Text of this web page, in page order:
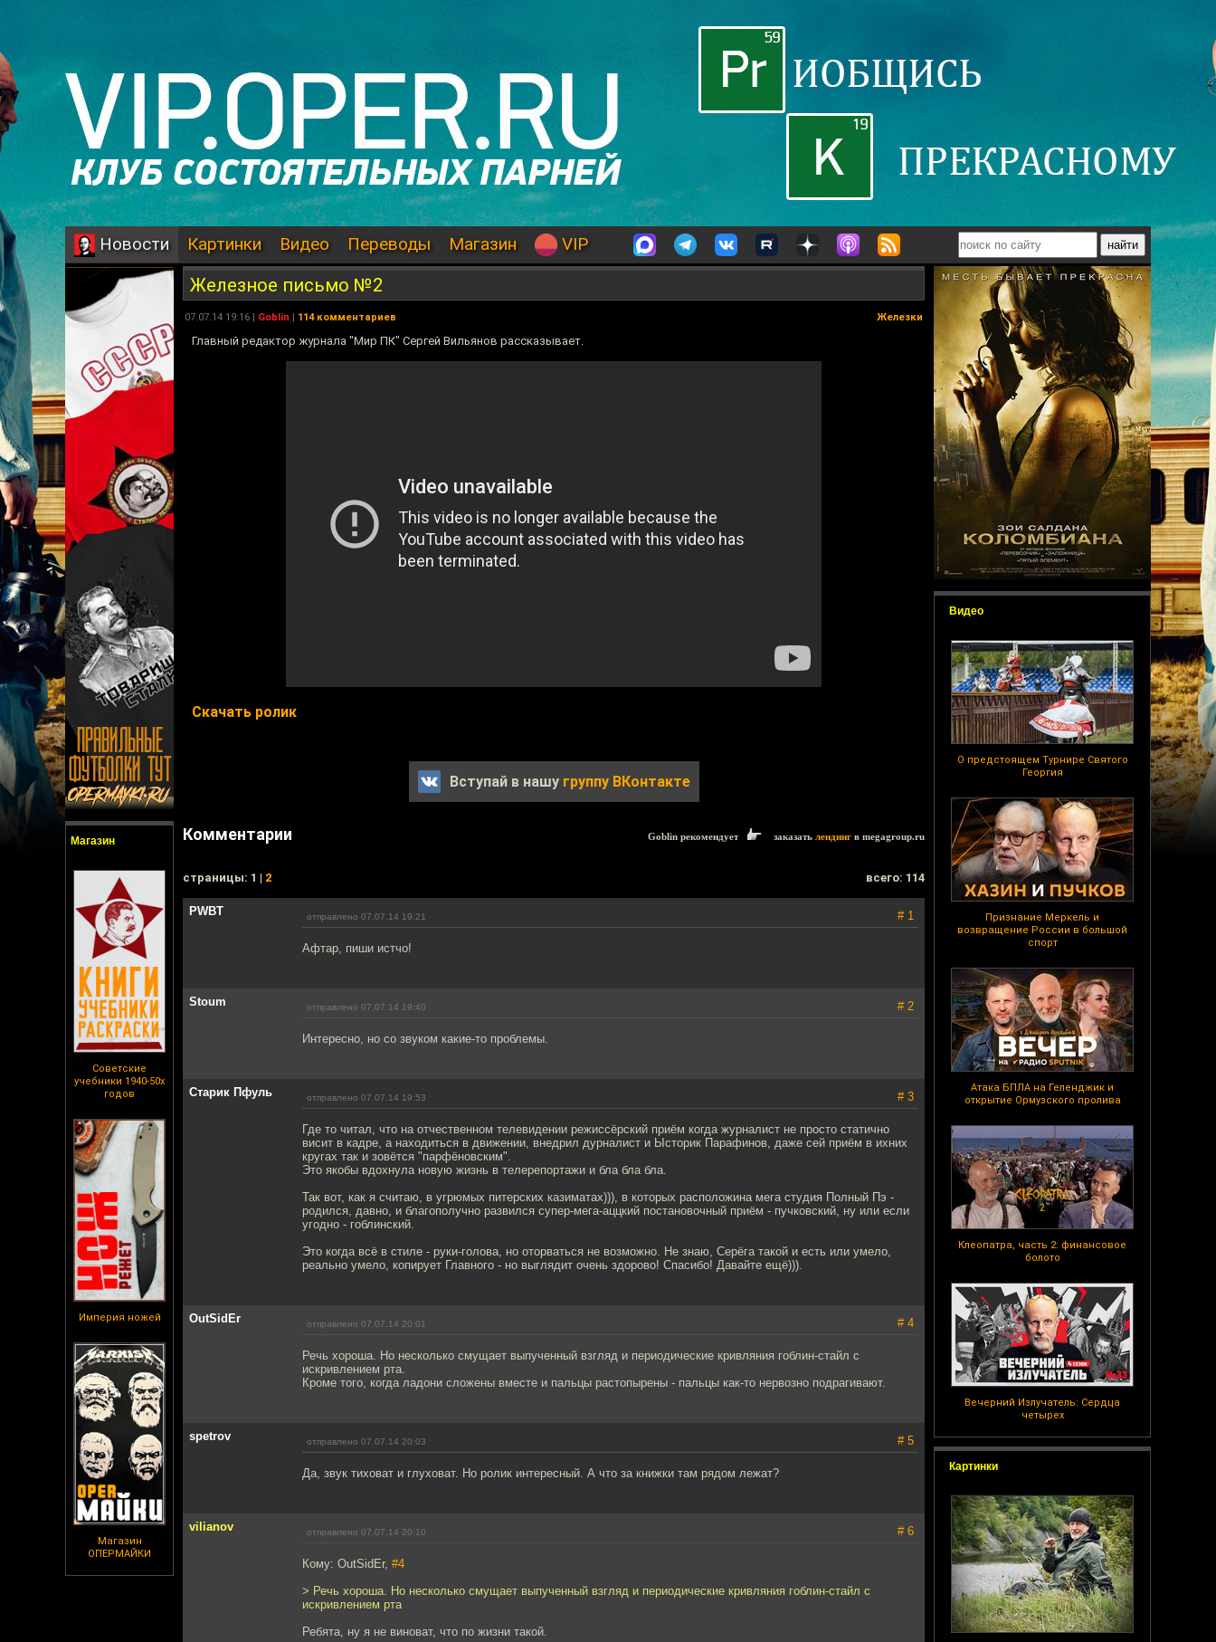
Новости Картинки Видео Переводы Магазин VIP
Магазин
Советские
учебники 1940-50х
годов
Империя ножей
Магазин
ОПЕРМАЙКИ
Видео
О предстоящем Турнире Святого
Георгия
Признание Меркель и
возвращение России в большой
спорт
Атака БПЛА на Геленджик и
открытие Ормузского пролива
Клеопатра, часть 2: финансовое
болото
Вечерний Излучатель: Сердца
четырех
Картинки
Железное письмо №2
07.07.14 19:16 | Goblin | 114 комментариев Железки
Главный редактор журнала "Мир ПК" Сергей Вильянов рассказывает.
Скачать ролик
Вступай в нашу группу ВКонтакте
Комментарии Goblin рекомендует заказать лендинг в megagroup.ru
cтраницы: 1 | 2 всего: 114
PWBT отправлено 07.07.14 19:21 # 1
Афтар, пиши истчо!
Stoum отправлено 07.07.14 19:40 # 2
Интересно, но со звуком какие-то проблемы.
Старик Пфуль отправлено 07.07.14 19:53 # 3
Где то читал, что на отчественном телевидении режиссёрский приём когда журналист не просто статично
висит в кадре, а находиться в движении, внедрил дурналист и Ысторик Парафинов, даже сей приём в ихних
кругах так и зовётся "парфёновским".
Это якобы вдохнула новую жизнь в телерепортажи и бла бла бла.
Так вот, как я считаю, в угрюмых питерских казиматах))), в которых расположина мега студия Полный Пэ -
родился, давно, и благополучно развился супер-мега-аццкий постановочный приём - пучковский, ну или если
угодно - гоблинский.
Это когда всё в стиле - руки-голова, но оторваться не возможно. Не знаю, Серёга такой и есть или умело,
реально умело, копирует Главного - но выглядит очень здорово! Спасибо! Давайте ещё))).
OutSidEr отправлено 07.07.14 20:01 # 4
Речь хороша. Но несколько смущает выпученный взгляд и периодические кривляния гоблин-стайл с
искривлением рта.
Кроме того, когда ладони сложены вместе и пальцы растопырены - пальцы как-то нервозно подрагивают.
spetrov отправлено 07.07.14 20:03 # 5
Да, звук тиховат и глуховат. Но ролик интересный. А что за книжки там рядом лежат?
vilianov отправлено 07.07.14 20:10 # 6
Кому: OutSidEr, #4
> Речь хороша. Но несколько смущает выпученный взгляд и периодические кривляния гоблин-стайл с
искривлением рта
Ребята, ну я не виноват, что по жизни такой.